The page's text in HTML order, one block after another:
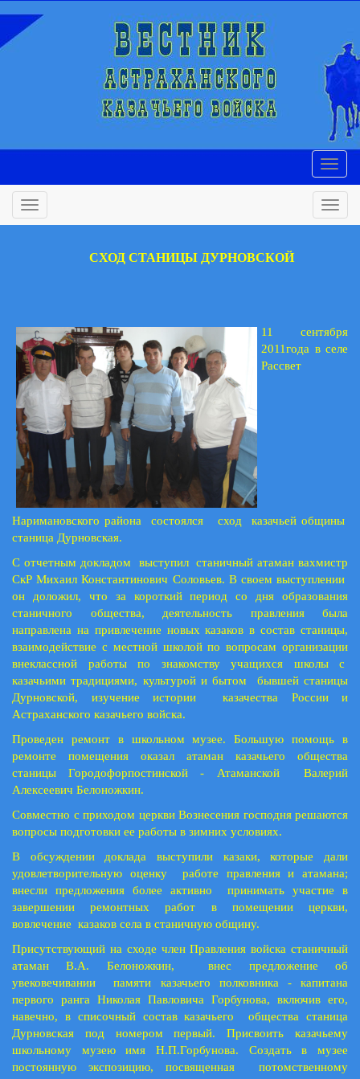
СХОД СТАНИЦЫ ДУРНОВСКОЙ
11 сентября
2011года в селе
Рассвет
Наримановского района состоялся сход казачьей общины
станица Дурновская.
С отчетным докладом выступил станичный атаман вахмистр
СкР Михаил Константинович Соловьев. В своем выступлении
он доложил, что за короткий период со дня образования
станичного общества, деятельность правления была
направлена на привлечение новых казаков в состав станицы,
взаимодействие с местной школой по вопросам организации
внеклассной работы по знакомству учащихся школы с
казачьими традициями, культурой и бытом бывшей станицы
Дурновской, изучение истории казачества России и
Астраханского казачьего войска.
Проведен ремонт в школьном музее. Большую помощь в
ремонте помещения оказал атаман казачьего общества
станицы Городофорпостинской - Атаманской Валерий
Алексеевич Белоножкин.
Совместно с приходом церкви Вознесения господня решаются
вопросы подготовки ее работы в зимних условиях.
В обсуждении доклада выступили казаки, которые дали
удовлетворительную оценку работе правления и атамана;
внесли предложения более активно принимать участие в
завершении ремонтных работ в помещении церкви,
вовлечение казаков села в станичную общину.
Присутствующий на сходе член Правления войска станичный
атаман В.А. Белоножкин, внес предложение об
увековечивании памяти казачьего полковника - капитана
первого ранга Николая Павловича Горбунова, включив его,
навечно, в списочный состав казачьего общества станица
Дурновская под номером первый. Присвоить казачьему
школьному музею имя Н.П.Горбунова. Создать в музее
постоянную экспозицию, посвященная потомственному